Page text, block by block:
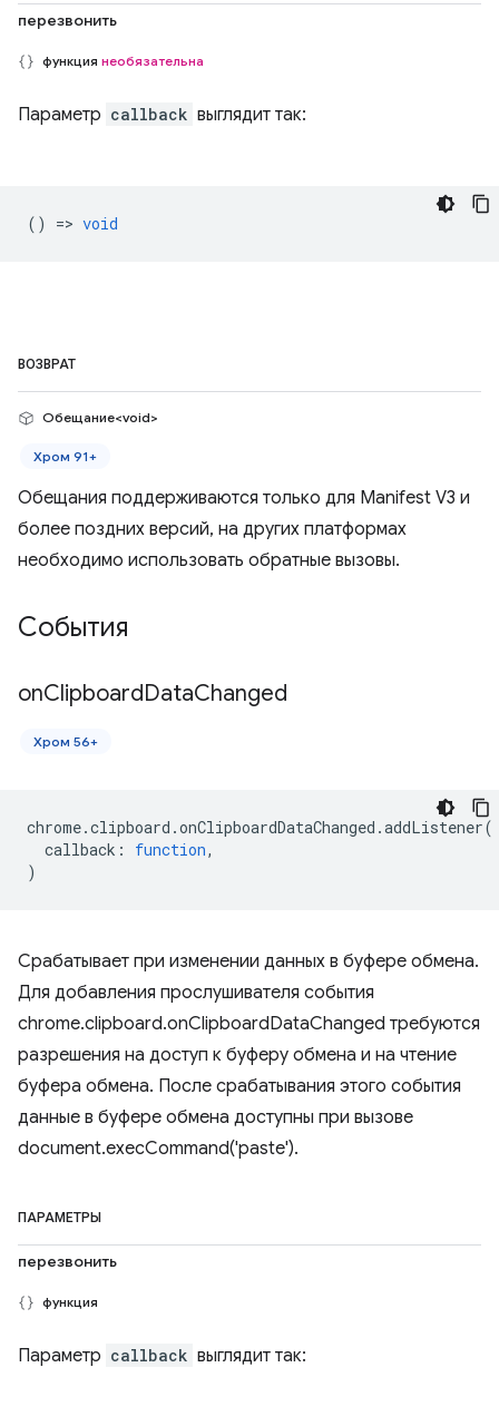
перезвонить
функция необязательна
Параметр callback выглядит так:
() => void
ВОЗВРАТ
Обещание<void>
Хром 91+
Обещания поддерживаются только для Manifest V3 и
более поздних версий, на других платформах
необходимо использовать обратные вызовы.
События
onClipboardDataChanged
Хром 56+
chrome.clipboard .onClipboardDataChanged .addListener(
callback : function,
)
Срабатывает при изменении данных в буфере обмена.
Для добавления прослушивателя события
chrome.clipboard.onClipboardDataChanged требуются
разрешения на доступ к буферу обмена и на чтение
буфера обмена. После срабатывания этого события
данные в буфере обмена доступны при вызове
document.execCommand('paste').
ПАРАМЕТРЫ
перезвонить
функция
Параметр callback выглядит так: